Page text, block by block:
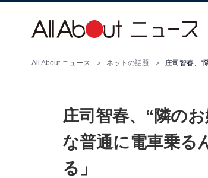
All About ニュース ネットの話題
庄司智春、“隣の
な普通に電車乗る
る」